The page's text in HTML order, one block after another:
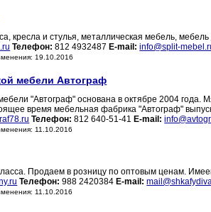
кресла и стулья, металлическая мебель,
Телефон: 812 4932487 E-mail: info@split-
19.10.2016
мебели Автограф
"Автограф" основана в октябре 2004
время мебельная фабрика "Автограф"
Телефон: 812 640-51-41 E-mail:
11.10.2016
Продаем в розницу по оптовым ценам.
Телефон: 988 2420384 E-mail:
11.10.2016